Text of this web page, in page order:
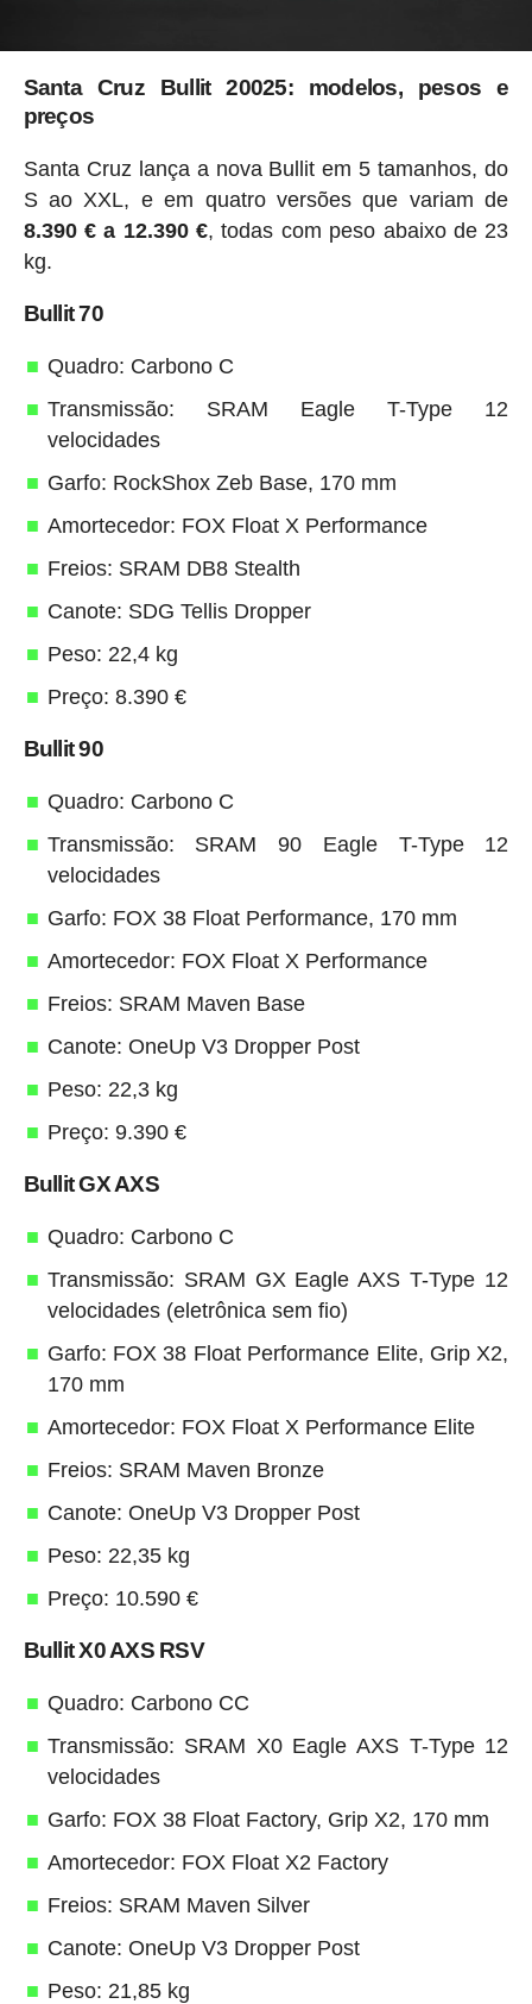
Santa Cruz Bullit 20025: modelos, pesos e
preços
Santa Cruz lança a nova Bullit em 5 tamanhos, do
S ao XXL, e em quatro versões que variam de
8.390 € a 12.390 €, todas com peso abaixo de 23
kg.
Bullit 70
Quadro: Carbono C
Transmissão: SRAM Eagle T-Type 12
velocidades
Garfo: RockShox Zeb Base, 170 mm
Amortecedor: FOX Float X Performance
Freios: SRAM DB8 Stealth
Canote: SDG Tellis Dropper
Peso: 22,4 kg
Preço: 8.390 €
Bullit 90
Quadro: Carbono C
Transmissão: SRAM 90 Eagle T-Type 12
velocidades
Garfo: FOX 38 Float Performance, 170 mm
Amortecedor: FOX Float X Performance
Freios: SRAM Maven Base
Canote: OneUp V3 Dropper Post
Peso: 22,3 kg
Preço: 9.390 €
Bullit GX AXS
Quadro: Carbono C
Transmissão: SRAM GX Eagle AXS T-Type 12
velocidades (eletrônica sem fio)
Garfo: FOX 38 Float Performance Elite, Grip X2,
170 mm
Amortecedor: FOX Float X Performance Elite
Freios: SRAM Maven Bronze
Canote: OneUp V3 Dropper Post
Peso: 22,35 kg
Preço: 10.590 €
Bullit X0 AXS RSV
Quadro: Carbono CC
Transmissão: SRAM X0 Eagle AXS T-Type 12
velocidades
Garfo: FOX 38 Float Factory, Grip X2, 170 mm
Amortecedor: FOX Float X2 Factory
Freios: SRAM Maven Silver
Canote: OneUp V3 Dropper Post
Peso: 21,85 kg